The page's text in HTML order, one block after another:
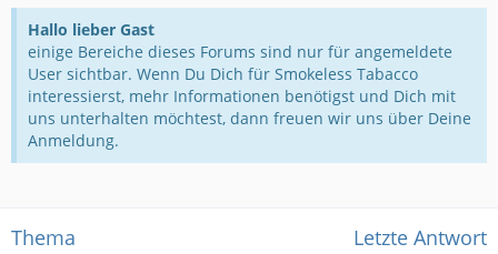
Hallo lieber Gast
einige Bereiche dieses Forums sind nur für angemeldete
User sichtbar. Wenn Du Dich für Smokeless Tabacco
interessierst, mehr Informationen benötigst und Dich mit
uns unterhalten möchtest, dann freuen wir uns über Deine
Anmeldung.
Thema Letzte Antwort